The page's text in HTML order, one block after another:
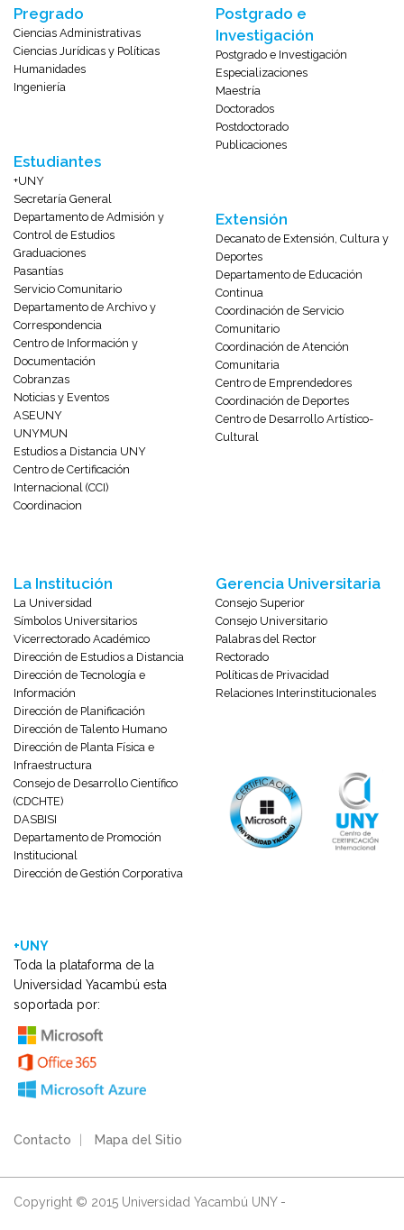
Pregrado
Ciencias Administrativas
Ciencias Jurídicas y Políticas
Humanidades
Ingeniería
Estudiantes
+UNY
Secretaría General
Departamento de Admisión y
Control de Estudios
Graduaciones
Pasantías
Servicio Comunitario
Departamento de Archivo y
Correspondencia
Centro de Información y
Documentación
Cobranzas
Noticias y Eventos
ASEUNY
UNYMUN
Estudios a Distancia UNY
Centro de Certificación
Internacional (CCI)
Coordinacion
Postgrado e
Investigación
Postgrado e Investigación
Especializaciones
Maestría
Doctorados
Postdoctorado
Publicaciones
Extensión
Decanato de Extensión, Cultura y
Deportes
Departamento de Educación
Continua
Coordinación de Servicio
Comunitario
Coordinación de Atención
Comunitaria
Centro de Emprendedores
Coordinación de Deportes
Centro de Desarrollo Artístico-
Cultural
La Institución
La Universidad
Símbolos Universitarios
Vicerrectorado Académico
Dirección de Estudios a Distancia
Dirección de Tecnología e
Información
Dirección de Planificación
Dirección de Talento Humano
Dirección de Planta Física e
Infraestructura
Consejo de Desarrollo Científico
(CDCHTE)
DASBISI
Departamento de Promoción
Institucional
Dirección de Gestión Corporativa
+UNY
Toda la plataforma de la
Universidad Yacambú esta
soportada por:
Gerencia Universitaria
Consejo Superior
Consejo Universitario
Palabras del Rector
Rectorado
Políticas de Privacidad
Relaciones Interinstitucionales
Contacto Mapa del Sitio
Copyright © 2015 Universidad Yacambú UNY -